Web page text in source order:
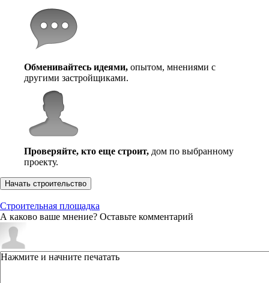
Обменивайтесь идеями, опытом, мнениями с
другими застройщиками.
Проверяйте, кто еще строит, дом по выбранному
проекту.
Начать строительство
Строительная площадка
А каково ваше мнение? Оставьте комментарий